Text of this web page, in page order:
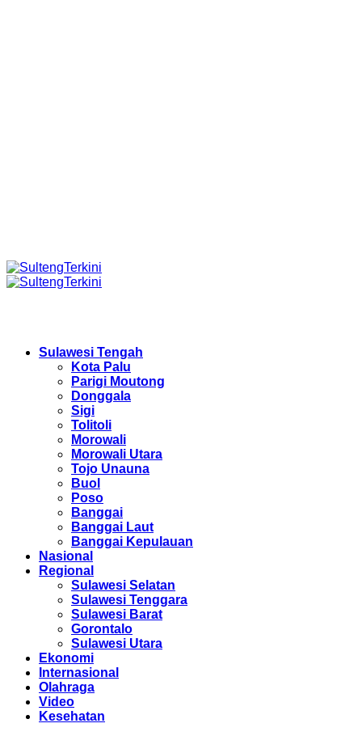
Sulawesi Tengah
Kota Palu
Parigi Moutong
Donggala
Sigi
Tolitoli
Morowali
Morowali Utara
Tojo Unauna
Buol
Poso
Banggai
Banggai Laut
Banggai Kepulauan
Nasional
Regional
Sulawesi Selatan
Sulawesi Tenggara
Sulawesi Barat
Gorontalo
Sulawesi Utara
Ekonomi
Internasional
Olahraga
Video
Kesehatan